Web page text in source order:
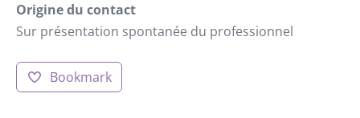
Origine du contact
Sur présentation spontanée du professionnel
Bookmark